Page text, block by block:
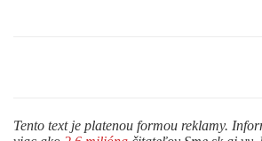
Tento text je platenou formou reklamy.